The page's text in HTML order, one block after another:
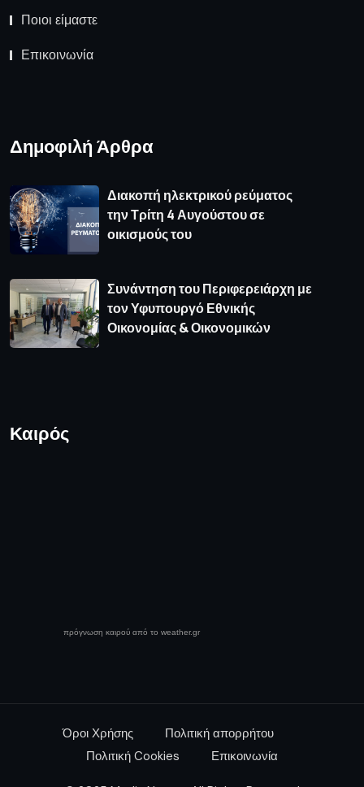
Ποιοι είμαστε
Επικοινωνία
Δημοφιλή Άρθρα
Διακοπή ηλεκτρικού ρεύματος
την Τρίτη 4 Αυγούστου σε
οικισμούς του
Συνάντηση του Περιφερειάρχη με
τον Υφυπουργό Εθνικής
Οικονομίας & Οικονομικών
Καιρός
πρόγνωση καιρού από το weather.gr
Όροι Χρήσης
Πολιτική απορρήτου
Πολιτική Cookies
Επικοινωνία